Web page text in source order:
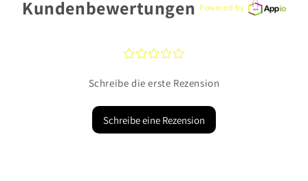
Kundenbewertungen Powered by
¤¤¤¤¤
Schreibe die erste Rezension
Schreibe eine Rezension